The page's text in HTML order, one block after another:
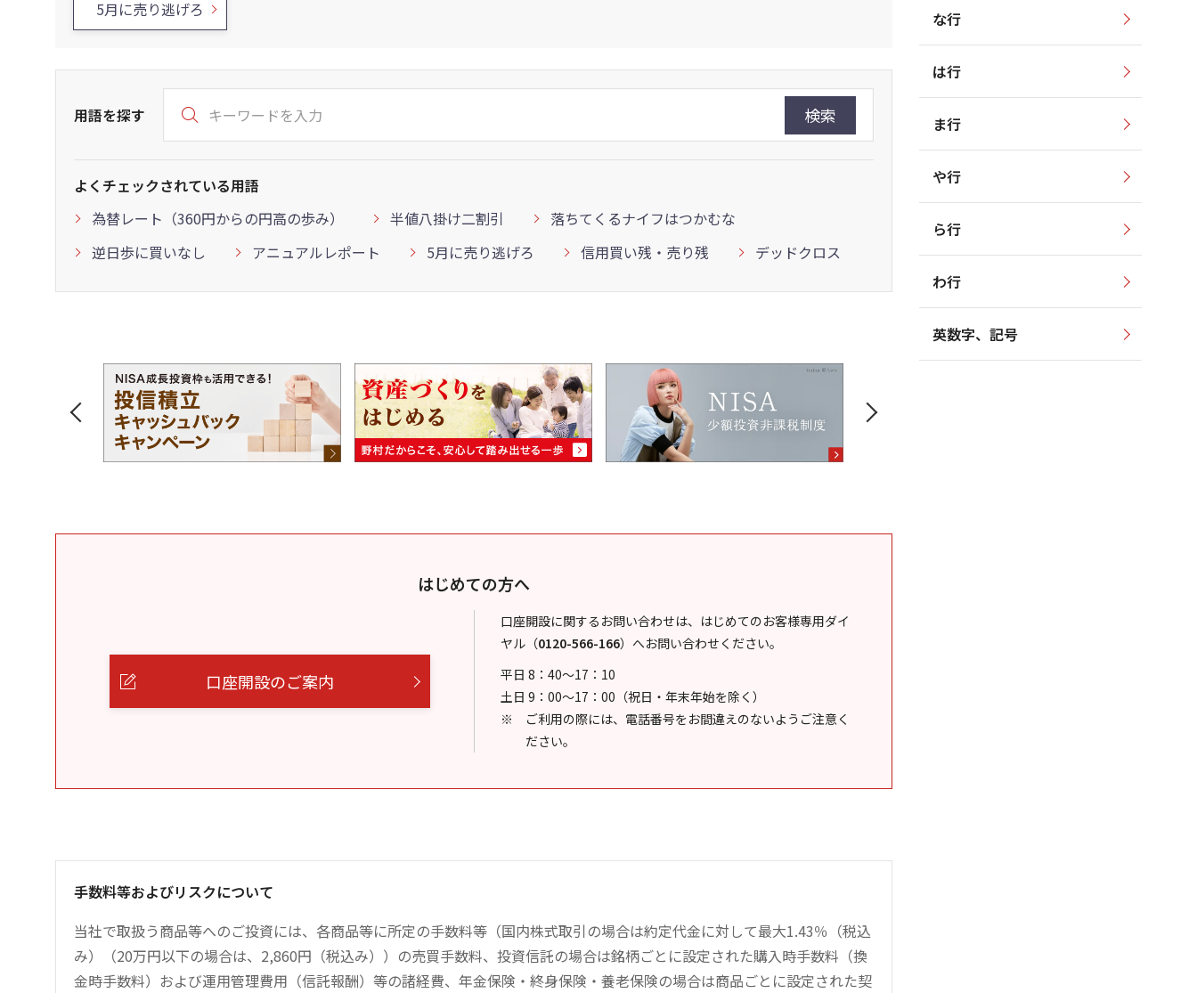
5月に売り逃げろ
用語を探す 検索
よくチェックされている用語
為替レート（360円からの円高の歩み）
半値八掛け二割引
落ちてくるナイフはつかむな
逆日歩に買いなし
アニュアルレポート 5月に売り逃げろ 信用買い残・売り残 デッドクロス
はじめての方へ
口座開設のご案内
口座開設に関するお問い合わせは、はじめてのお客様専用ダイ
ヤル （0120-566-166） へお問い合わせください。
平日 8：40～17：10
土日 9：00～17：00（祝日・年末年始を除く）
ご利用の際には、電話番号をお間違えのないようご注意く
ださい。
手数料等およびリスクについて
当社で取扱う商品等へのご投資には、各商品等に所定の手数料等（国内株式取引の場合は約定代金に対して最大1.43％（税込
み）（20万円以下の場合は、2,860円（税込み））の売買手数料、投資信託の場合は銘柄ごとに設定された購入時手数料（換
金時手数料）および運用管理費用（信託報酬）等の諸経費、年金保険・終身保険・養老保険の場合は商品ごとに設定された契
な行
は行
ま行
や行
ら行
わ行
英数字、記号